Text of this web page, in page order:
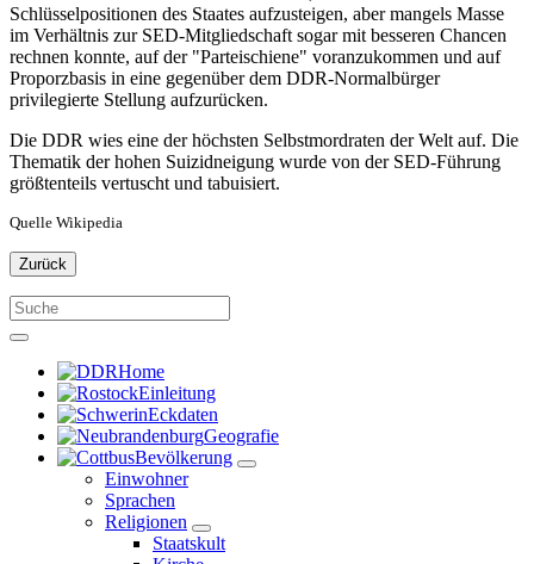
Schlüsselpositionen des Staates aufzusteigen, aber mangels Masse
im Verhältnis zur SED-Mitgliedschaft sogar mit besseren Chancen
rechnen konnte, auf der "Parteischiene" voranzukommen und auf
Proporzbasis in eine gegenüber dem DDR-Normalbürger
privilegierte Stellung aufzurücken.
Die DDR wies eine der höchsten Selbstmordraten der Welt auf. Die
Thematik der hohen Suizidneigung wurde von der SED-Führung
größtenteils vertuscht und tabuisiert.
Quelle Wikipedia
Zurück
Home
Einleitung
Eckdaten
Geografie
Bevölkerung
Einwohner
Sprachen
Religionen
Staatskult